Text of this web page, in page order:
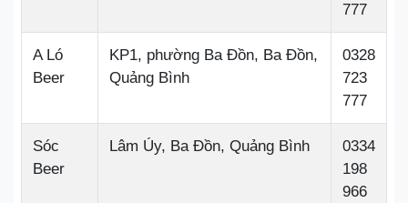
777
A Ló
Beer
KP1, phường Ba Đồn, Ba Đồn,
Quảng Bình
0328
723
777
Sóc
Beer
Lâm Úy, Ba Đồn, Quảng Bình
0334
198
966